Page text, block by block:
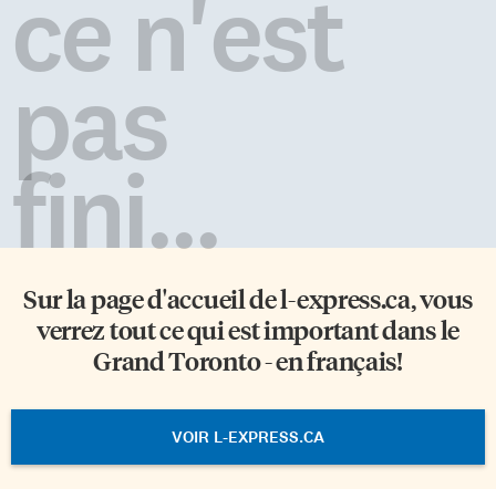
ce n'est
pas
fini...
Sur la page d'accueil del-express.ca, vous
verrez tout ce qui est important dans le
Grand Toronto - en français!
VOIR L-EXPRESS.CA